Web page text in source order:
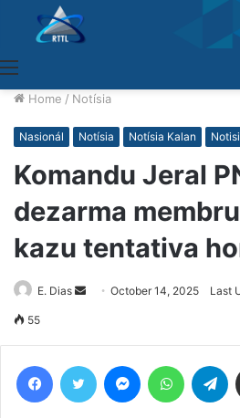
Home / Notísia
Nasionál Notísia Notísia Kalan
Komandu Jeral
dezarma
kazu tentativa
E. Dias
SendOctober 14, 2025 Last
55